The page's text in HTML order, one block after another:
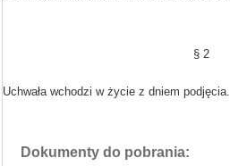
§ 2
Uchwała wchodzi w życie z dniem podjęcia.
Dokumenty do pobrania: